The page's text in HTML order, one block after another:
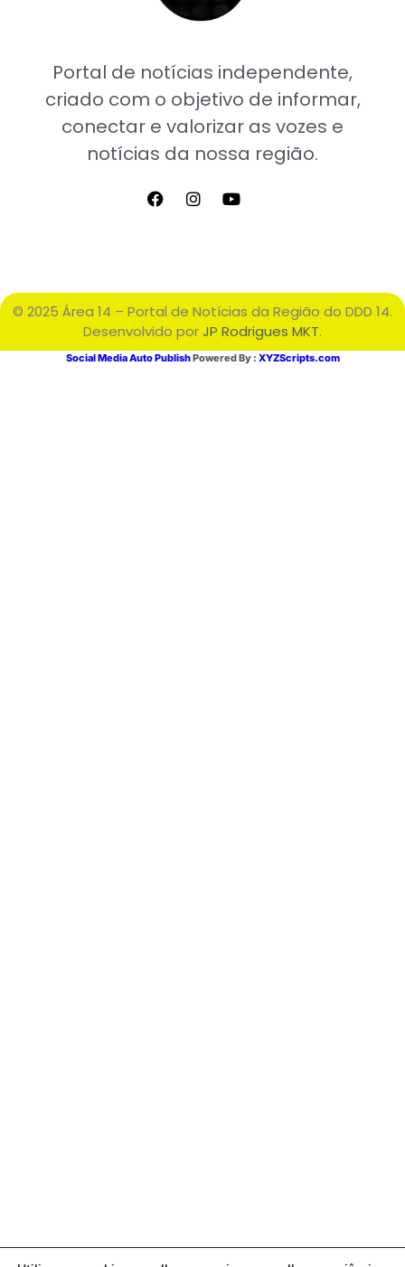
Portal de notícias independente,
criado com o objetivo de informar,
conectar e valorizar as vozes e
notícias da nossa região.
© 2025 Área 14 – Portal de Notícias da Região do DDD 14.
Desenvolvido porJP Rodrigues MKT.
Social Media Auto PublishPowered By : XYZScripts.com